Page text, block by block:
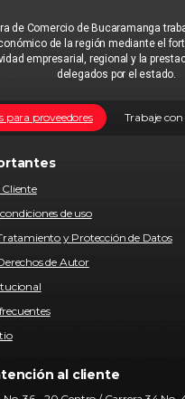
de Comercio de Bucaramanga
de la región mediante el
empresarial, regional y la
delegados por el estado.
Trabaje
para proveedores
de uso
y Protección de Datos
de Autor
al cliente